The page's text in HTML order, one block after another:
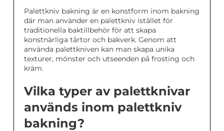
Palettkniv bakning är en konstform inom bakning
där man använder en palettkniv istället för
traditionella baktillbehör för att skapa
konstnärliga tårtor och bakverk. Genom att
använda palettkniven kan man skapa unika
texturer, mönster och utseenden på frosting och
kräm.
Vilka typer av palettknivar
används inom palettkniv
bakning?